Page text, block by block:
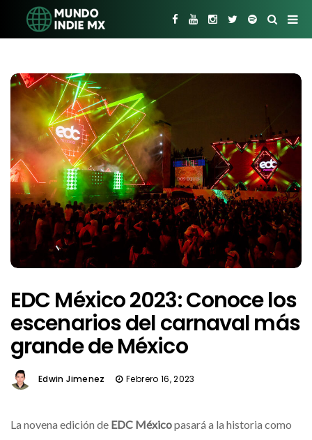
EDC México 2023: Conoce los
escenarios del carnaval más
grande de México
Edwin Jimenez Febrero 16, 2023
La novena edición de EDC Méxicopasará a la historia como